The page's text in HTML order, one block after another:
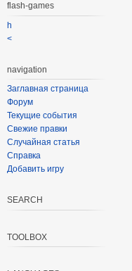
flash-games
h
<
navigation
Заглавная страница
Форум
Текущие события
Свежие правки
Случайная статья
Справка
Добавить игру
SEARCH
TOOLBOX